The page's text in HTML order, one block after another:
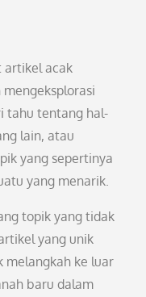
artikel acak
tahu tentang hal-
lain, atau
yang sepertinya
yang menarik.
topik yang tidak
yang unik
melangkah ke luar
baru dalam